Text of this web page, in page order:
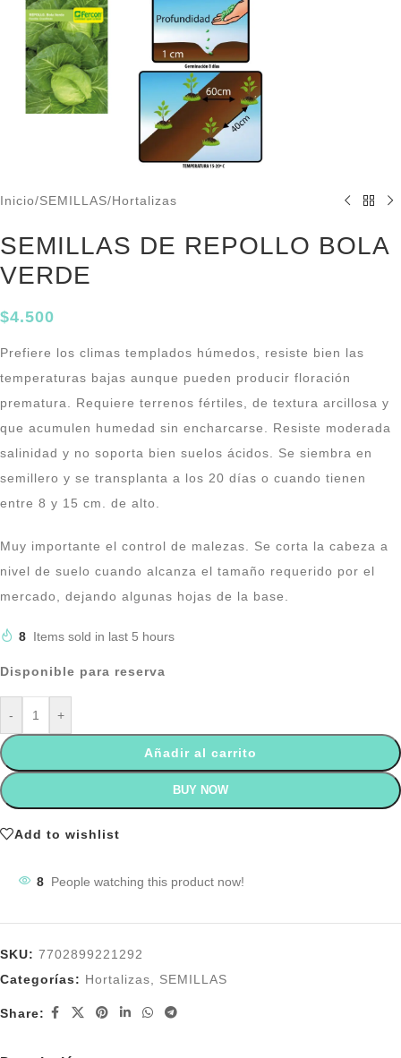
Inicio/SEMILLAS/Hortalizas
SEMILLAS DE REPOLLO BOLA
VERDE
$4.500
Prefiere los climas templados húmedos, resiste bien las
temperaturas bajas aunque pueden producir floración
prematura. Requiere terrenos fértiles, de textura arcillosa y
que acumulen humedad sin encharcarse. Resiste moderada
salinidad y no soporta bien suelos ácidos. Se siembra en
semillero y se transplanta a los 20 días o cuando tienen
entre 8 y 15 cm. de alto.
Muy importante el control de malezas. Se corta la cabeza a
nivel de suelo cuando alcanza el tamaño requerido por el
mercado, dejando algunas hojas de la base.
8 Items sold in last 5 hours
Disponible para reserva
- +
Añadir al carrito
BUY NOW
Add to wishlist
8 People watching this product now!
SKU: 7702899221292
Categorías: Hortalizas, SEMILLAS
Share: